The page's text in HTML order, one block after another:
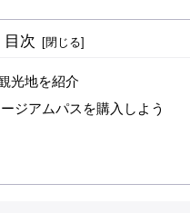
目次
光地を紹介
ジアムパスを購入しよう